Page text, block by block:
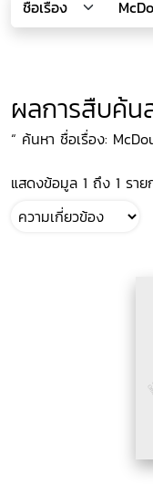
ผลการสืบค้น
“ ค้นหา ชื่อเรื่อง:
แสดงข้อมูล 1 ถึง 1 รา